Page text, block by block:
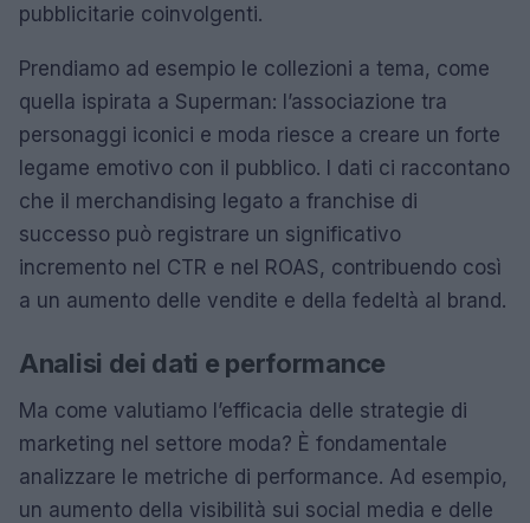
pubblicitarie coinvolgenti.
Prendiamo ad esempio le collezioni a tema, come
quella ispirata a Superman: l’associazione tra
personaggi iconici e moda riesce a creare un forte
legame emotivo con il pubblico. I dati ci raccontano
che il merchandising legato a franchise di
successo può registrare un significativo
incremento nel CTR e nel ROAS, contribuendo così
a un aumento delle vendite e della fedeltà al brand.
Analisi dei dati e performance
Ma come valutiamo l’efficacia delle strategie di
marketing nel settore moda? È fondamentale
analizzare le metriche di performance. Ad esempio,
un aumento della visibilità sui social media e delle